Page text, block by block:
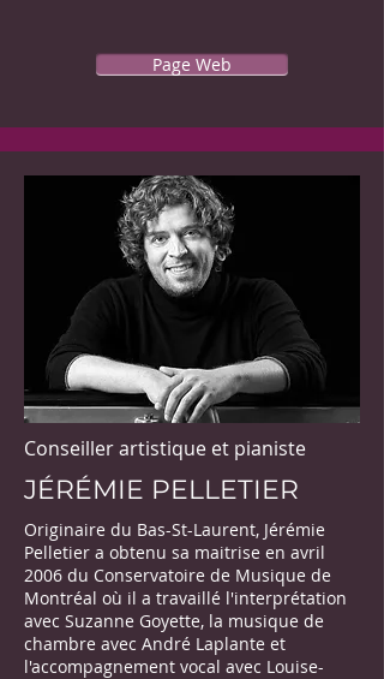
Page Web
Conseiller artistique et pianiste
JÉRÉMIE PELLETIER
Originaire du Bas-St-Laurent, Jérémie
Pelletier a obtenu sa maitrise en avril
2006 du Conservatoire de Musique de
Montréal où il a travaillé l'interprétation
avec Suzanne Goyette, la musique de
chambre avec André Laplante et
l'accompagnement vocal avec Louise-